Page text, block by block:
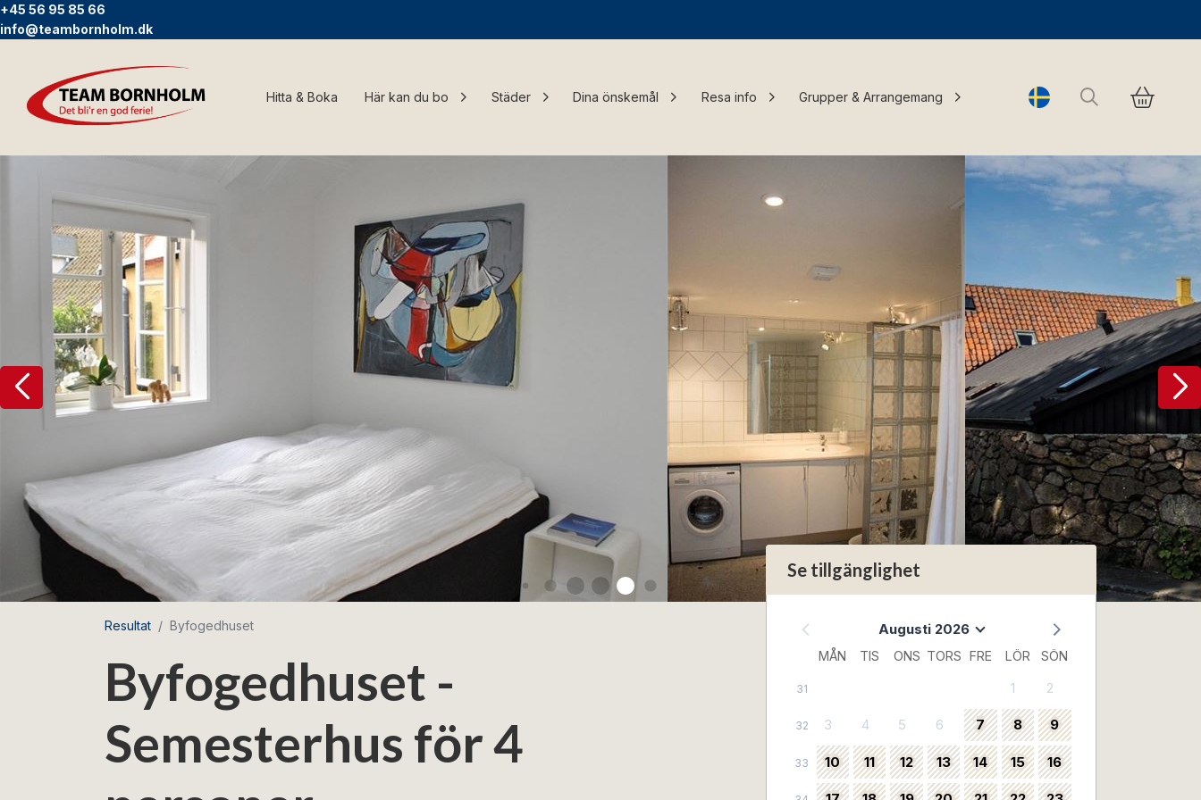
+45 56 95 85 66
info@teambornholm.dk
Hitta & Boka Här kan du bo Städer Dina önskemål Resa info Grupper & Arrangemang Change language
Sök
Resultat Byfogedhuset
Byfogedhuset -
Semesterhus för 4
Se tillgänglighet
Augusti 2026
MÅN TIS ONS TORS FRE LÖR SÖN
31 1 2
32 3 4 5 6 7 8 9
33 10 11 12 13 14 15 16